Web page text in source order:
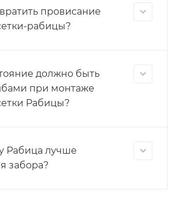
провисание
рабицы?
должно быть
при монтаже
Рабицы?
Рабица лучше
забора?